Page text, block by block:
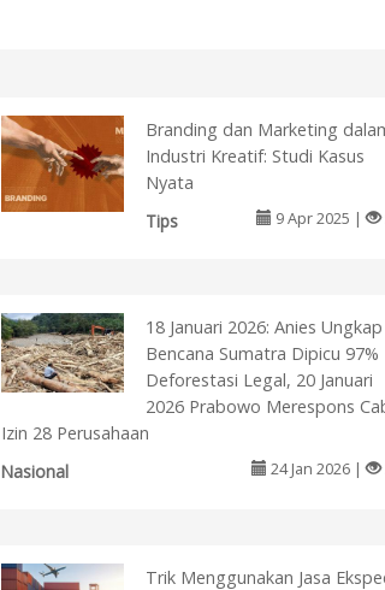
Branding dan Marketing
Industri Kreatif: Studi Kasus
Nyata
Tips
9 Apr 2025 |
18 Januari 2026: Anies Ungkap
Bencana Sumatra Dipicu 97%
Deforestasi Legal, 20 Januari
2026 Prabowo Merespons
Izin 28 Perusahaan
Nasional
24 Jan 2026 |
Trik Menggunakan Jasa